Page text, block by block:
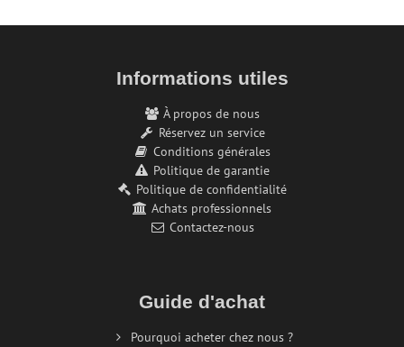
Informations utiles
À propos de nous
Réservez un service
Conditions générales
Politique de garantie
Politique de confidentialité
Achats professionnels
Contactez-nous
Guide d'achat
Pourquoi acheter chez nous ?